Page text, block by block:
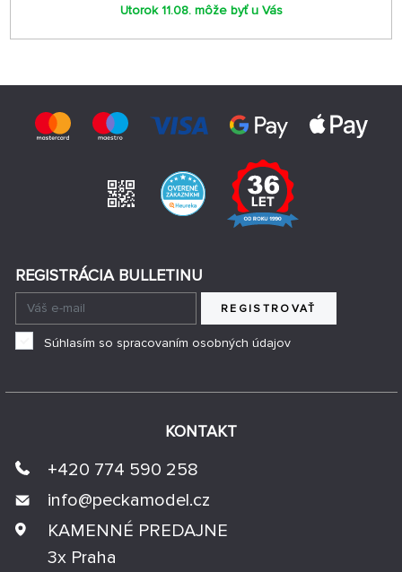
Utorok 11.08. môže byť u Vás
KONTAKT
+420 774 590 258
info@peckamodel.cz
KAMENNÉ PREDAJNE
3x Praha
REGISTRÁCIA BULLETINU
REGISTROVAŤ
Súhlasím so spracovaním osobných údajov